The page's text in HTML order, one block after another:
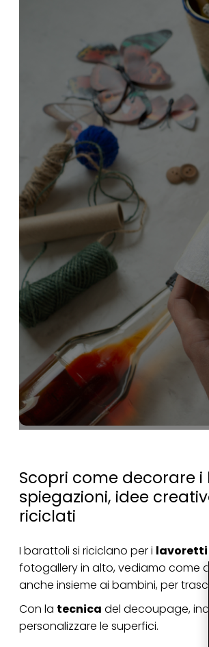
Scopri come decorare
spiegazioni, idee
riciclati
I barattoli si riciclano per i
fotogallery in alto, vediamo come
anche insieme ai bambini, per
Con la tecnica del decoupage,
personalizzare le superfici.